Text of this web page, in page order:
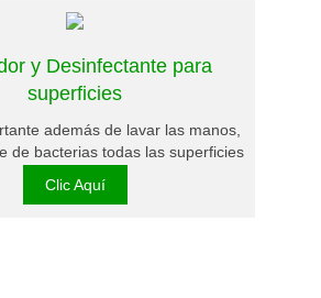
y Desinfectante para
superficies
además de lavar las manos,
de bacterias todas las superficies
Clic Aquí